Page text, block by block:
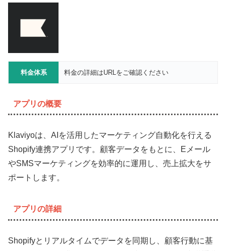
料金体系 料金の詳細はURLをご確認ください
アプリの概要
Klaviyoは、AIを活用したマーケティング自動化を行える
Shopify連携アプリです。顧客データをもとに、Eメール
やSMSマーケティングを効率的に運用し、売上拡大をサ
ポートします。
アプリの詳細
Shopifyとリアルタイムでデータを同期し、顧客行動に基